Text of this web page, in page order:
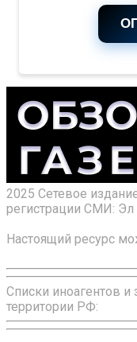
2025 Сетевое
регистрации СМИ:
Настоящий ресурс
Списки иноагентов
территории РФ: